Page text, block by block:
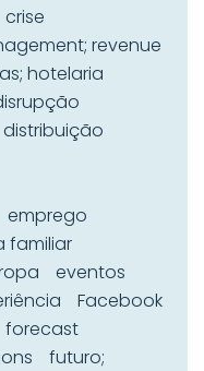
crise
revenue
hotelaria
distribuição
emprego
familiar
eventos
Facebook
forecast
futuro;